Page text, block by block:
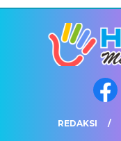
REDAKSI